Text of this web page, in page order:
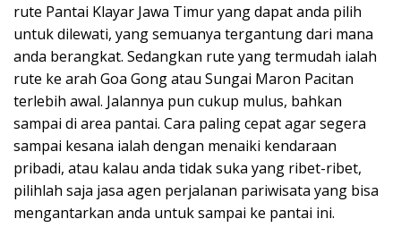
rute Pantai Klayar Jawa Timur yang dapat anda pilih
untuk dilewati, yang semuanya tergantung dari mana
anda berangkat. Sedangkan rute yang termudah ialah
rute ke arah Goa Gong atau Sungai Maron Pacitan
terlebih awal. Jalannya pun cukup mulus, bahkan
sampai di area pantai. Cara paling cepat agar segera
sampai kesana ialah dengan menaiki kendaraan
pribadi, atau kalau anda tidak suka yang ribet-ribet,
pilihlah saja jasa agen perjalanan pariwisata yang bisa
mengantarkan anda untuk sampai ke pantai ini.